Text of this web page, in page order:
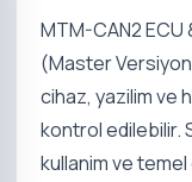
MTM-CAN2 ECU
(Master
cihaz, yazilim ve
kontrol edilebilir.
kullanim ve